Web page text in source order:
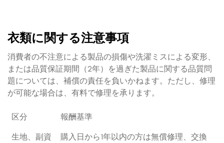
衣類に関する注意事項
消費者の不注意による製品の損傷や洗濯ミスによる変形、
または品質保証期間（2年）を過ぎた製品に関する品質問
題については、補償の責任を負いかねます。ただし、修理
が可能な場合は、有料で修理を承ります。
区分 報酬基準
生地、副資
購入日から1年以内の方は無償修理、交換